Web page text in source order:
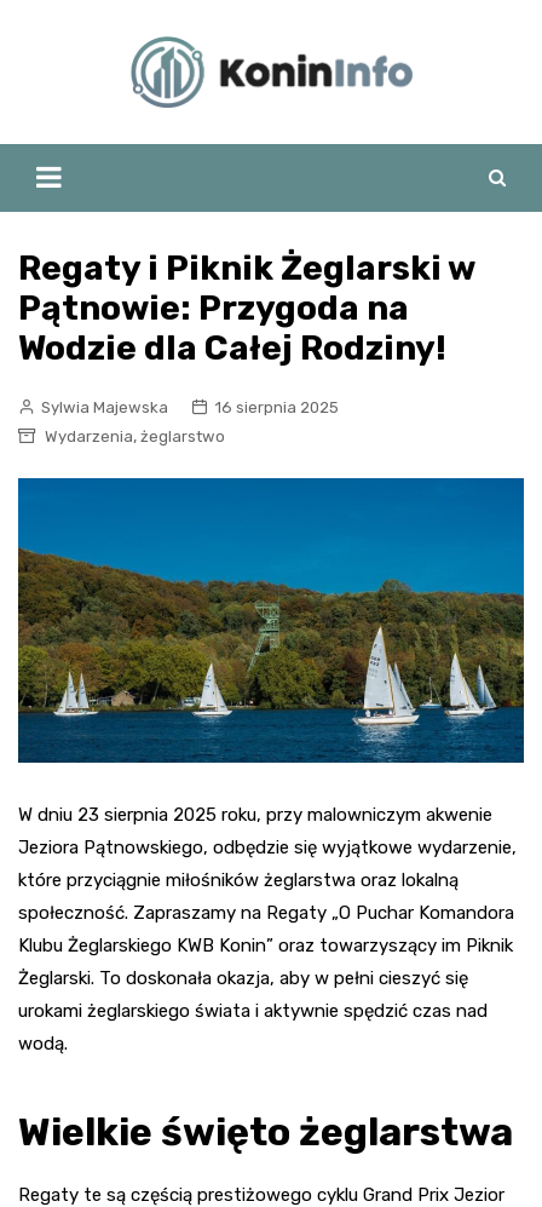
Regaty i Piknik Żeglarski w
Pątnowie: Przygoda na
Wodzie dla Całej Rodziny!
Sylwia Majewska
16 sierpnia 2025
Wydarzenia, żeglarstwo
W dniu 23 sierpnia 2025 roku, przy malowniczym akwenie
Jeziora Pątnowskiego, odbędzie się wyjątkowe wydarzenie,
które przyciągnie miłośników żeglarstwa oraz lokalną
społeczność. Zapraszamy na Regaty „O Puchar Komandora
Klubu Żeglarskiego KWB Konin” oraz towarzyszący im Piknik
Żeglarski. To doskonała okazja, aby w pełni cieszyć się
urokami żeglarskiego świata i aktywnie spędzić czas nad
wodą.
Wielkie święto żeglarstwa
Regaty te są częścią prestiżowego cyklu Grand Prix Jezior